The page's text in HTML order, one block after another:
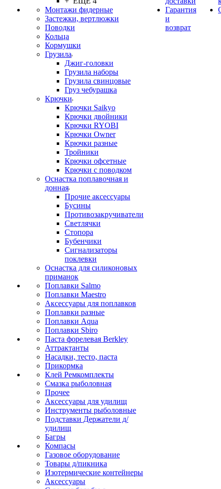
Монтажи фидерные
Застежки, вертлюжки
Поводки
Кольца
Кормушки
Грузила
Джиг-головки
Грузила наборы
Грузила свинцовые
Груз чебурашка
Крючки
Крючки Saikyo
Крючки двойники
Крючки RYOBI
Крючки Owner
Крючки разные
Тройники
Крючки офсетные
Крючки с поводком
Оснастка поплавочная и
донная
Прочие аксессуары
Бусины
Противозакручиватели
Светлячки
Стопора
Бубенчики
Сигнализаторы
поклевки
Оснастка для силиконовых
приманок
Поплавки Salmo
Поплавки Maestro
Аксессуары для поплавков
Поплавки разные
Поплавки Aqua
Поплавки Sbiro
Паста форелевая Berkley
Аттрактанты
Насадки, тесто, паста
Прикормка
Клей Ремкомплекты
Смазка рыболовная
Прочее
Аксессуары для удилищ
Инструменты рыболовные
Подставки Держатели д/
удилищ
Багры
Компасы
Газовое оборудование
Товары д/пикника
Изотермические контейнеры
Аксессуары
Гарантия
и
возврат